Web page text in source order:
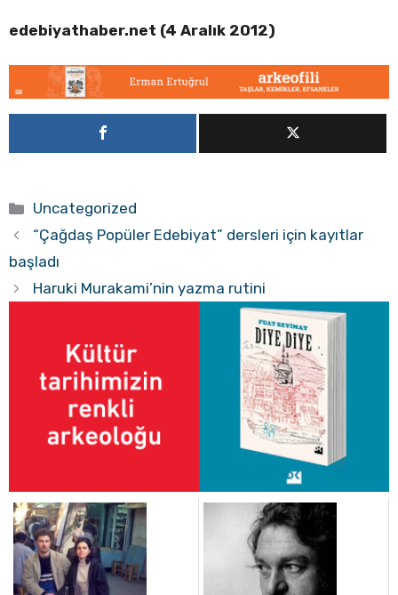
edebiyathaber.net (4 Aralık 2012)
Kategoriler
Uncategorized
“Çağdaş Popüler Edebiyat” dersleri için kayıtlar
başladı
Haruki Murakami’nin yazma rutini